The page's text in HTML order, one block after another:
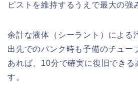
ピストを維持するうえで最大の強
余計な液体（シーラント）による
出先でのパンク時も予備のチュー
あれば、10分で確実に復旧できる
す。